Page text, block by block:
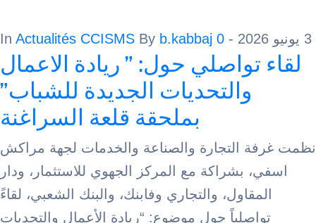
- In
Actualités CCISMS By b.kabbaj 0
تواصلي حول: ” ريادة الاعمال
والتحديات الجديدة للشباب”
بملحقة قلعة السراغنة
التجارة والصناعة والخدمات لجهة مراكش
بشراكة مع المركز الجهوي للاستثمار، ودار
والتجاري وفابنك، والبنك الشعبي، لقاءً
حول موضوع: “ريادة الأعمال والتحديات